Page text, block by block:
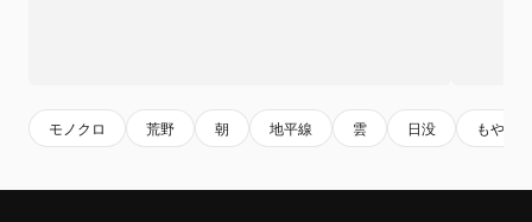
モノクロ 荒野 朝 地平線 雲 日没 もや